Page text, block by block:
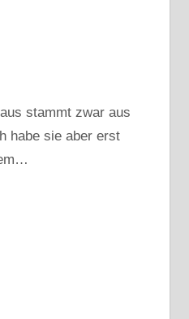
stammt zwar aus
habe sie aber erst